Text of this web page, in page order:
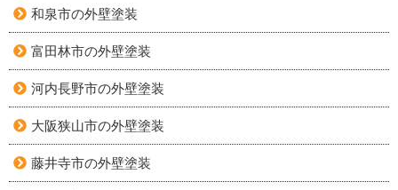
和泉市の外壁塗装
富田林市の外壁塗装
河内長野市の外壁塗装
大阪狭山市の外壁塗装
藤井寺市の外壁塗装